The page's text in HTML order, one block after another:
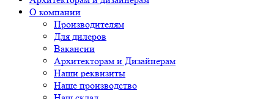
О компании
Производителям
Для дилеров
Вакансии
Архитекторам и Дизайнерам
Наши реквизиты
Наше производство